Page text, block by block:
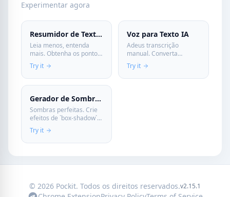
Experimentar agora
Resumidor de Texto IA
Leia menos, entenda
mais. Obtenha os pontos-
chave de textos longos
em segundos com nossa
IA. Privacidade total: seus
documentos não saem
do navegador.
Try it
Voz para Texto IA
Adeus transcrição
manual. Converta
gravações de reuniões
ou notas de voz em texto
com precisão
Try it
Gerador de Sombra de Caixa
Sombras perfeitas. Crie
efeitos de `box-shadow`
CSS visualmente e copie
o código otimizado.
Adicione profundidade e
Try it
© 2026 Pockit. Todos os direitos reservados.v2.15.1